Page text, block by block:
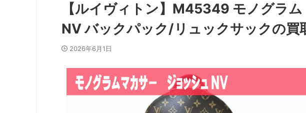
【ルイヴィトン】M45349 モノグラ
NV バックパック/リュックサックの買
2026年6月1日